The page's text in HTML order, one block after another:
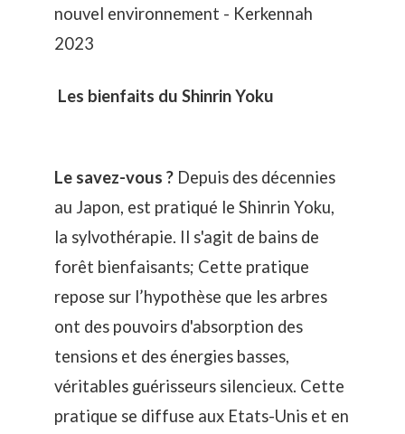
nouvel environnement - Kerkennah
2023
Les bienfaits du Shinrin Yoku
Le savez-vous ? Depuis des décennies
au Japon, est pratiqué le Shinrin Yoku,
la sylvothérapie. Il s'agit de bains de
forêt bienfaisants; Cette pratique
repose sur l’hypothèse que les arbres
ont des pouvoirs d'absorption des
tensions et des énergies basses,
véritables guérisseurs silencieux. Cette
pratique se diffuse aux Etats-Unis et en